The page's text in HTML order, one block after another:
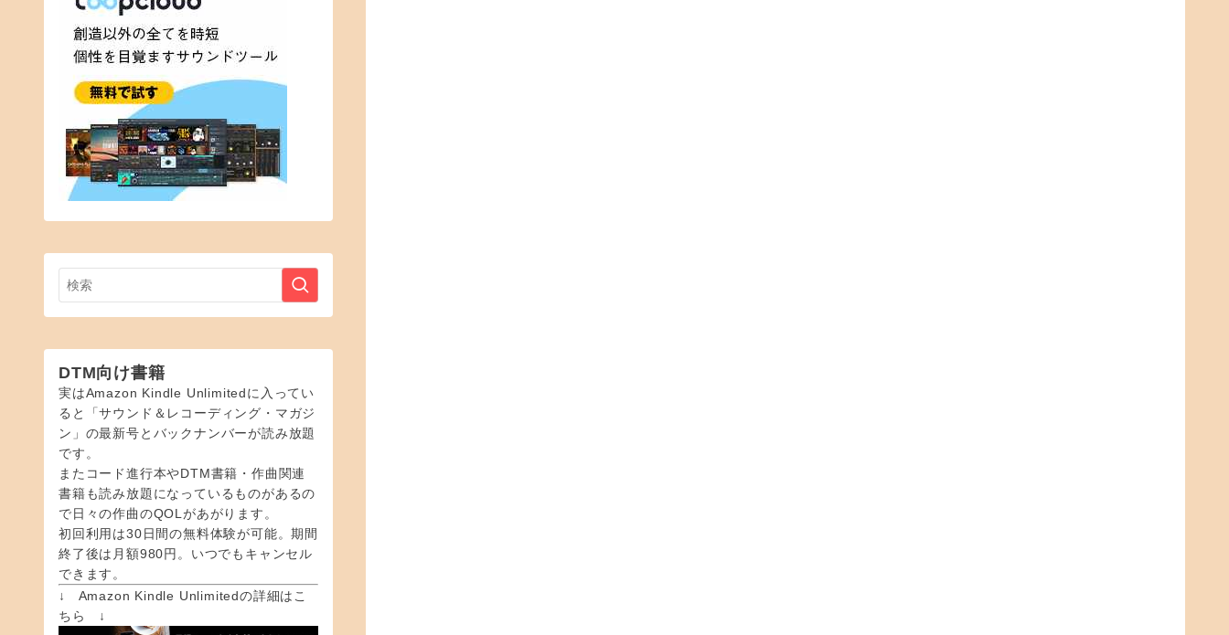
DTM向け書籍
実はAmazon Kindle Unlimitedに入ってい
ると「サウンド＆レコーディング・マガジ
ン」の最新号とバックナンバーが読み放題
です。
またコード進行本やDTM書籍・作曲関連
書籍も読み放題になっているものがあるの
で日々の作曲のQOLがあがります。
初回利用は30日間の無料体験が可能。期間
終了後は月額980円。いつでもキャンセル
できます。
↓ Amazon Kindle Unlimitedの詳細はこ
ちら ↓